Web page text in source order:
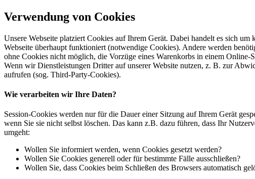
Verwendung von Cookies
Unsere Webseite platziert Cookies auf Ihrem Gerät. Dabei handelt es sich
Webseite überhaupt funktioniert (notwendige Cookies). Andere werden
ohne Cookies nicht möglich, die Vorzüge eines Warenkorbs in einem Online-
Wenn wir Dienstleistungen Dritter auf unserer Website nutzen, z. B. zur
aufrufen (sog. Third-Party-Cookies).
Wie verarbeiten wir Ihre Daten?
Session-Cookies werden nur für die Dauer einer Sitzung auf Ihrem Gerät
wenn Sie sie nicht selbst löschen. Das kann z.B. dazu führen, dass Ihr
umgeht:
Wollen Sie informiert werden, wenn Cookies gesetzt werden?
Wollen Sie Cookies generell oder für bestimmte Fälle ausschließen?
Wollen Sie, dass Cookies beim Schließen des Browsers automatisch